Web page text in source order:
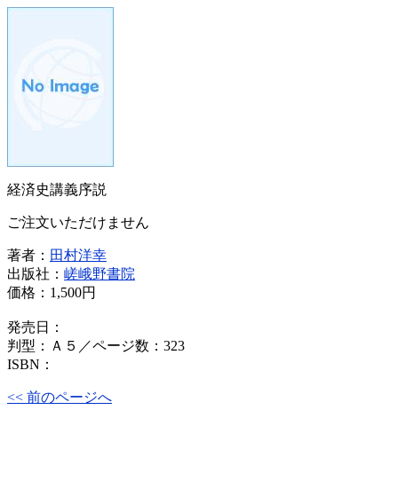
経済史講義序説
ご注文いただけません
著者： 田村洋幸
出版社： 嵯峨野書院
価格： 1,500円
発売日：
判型：Ａ５／ページ数：323
ISBN：
<< 前のページへ